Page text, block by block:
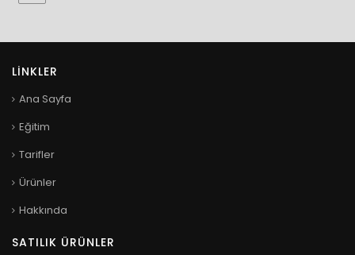
LINKLER
Ana Sayfa
Eğitim
Tarifler
Ürünler
Hakkında
SATILIK ÜRÜNLER